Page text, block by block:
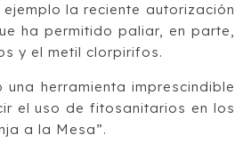
la reciente autorización
ha permitido paliar, en parte,
y el metil clorpirifos.
herramienta imprescindible
el uso de fitosanitarios en los
a la Mesa”.